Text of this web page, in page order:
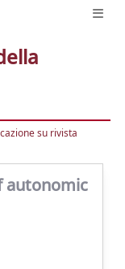
su rivista
autonomic